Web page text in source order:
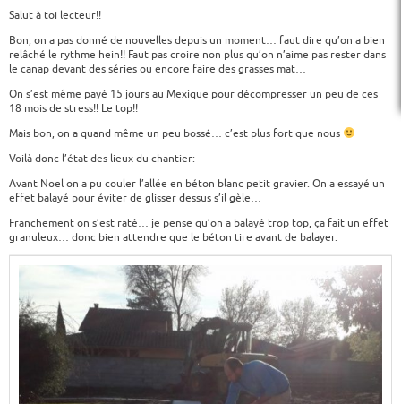
Salut à toi lecteur!!
Bon, on a pas donné de nouvelles depuis un moment… faut dire qu’on a bien
relâché le rythme hein!! Faut pas croire non plus qu’on n’aime pas rester dans
le canap devant des séries ou encore faire des grasses mat…
On s’est même payé 15 jours au Mexique pour décompresser un peu de ces
18 mois de stress!! Le top!!
Mais bon, on a quand même un peu bossé… c’est plus fort que nous
Voilà donc l’état des lieux du chantier:
Avant Noel on a pu couler l’allée en béton blanc petit gravier. On a essayé un
effet balayé pour éviter de glisser dessus s’il gèle…
Franchement on s’est raté… je pense qu’on a balayé trop top, ça fait un effet
granuleux… donc bien attendre que le béton tire avant de balayer.